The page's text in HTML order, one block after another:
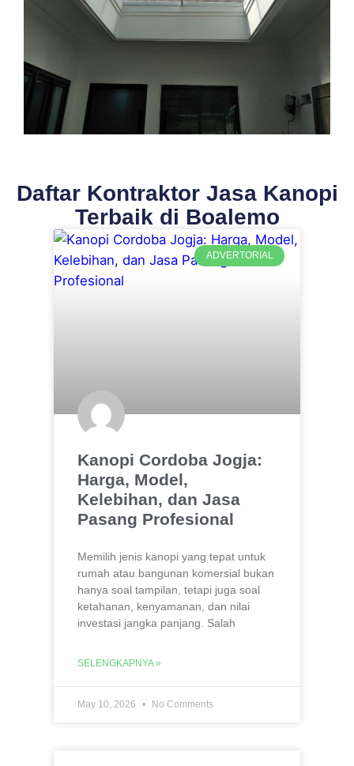
Daftar Kontraktor Jasa Kanopi
Terbaik di Boalemo
ADVERTORIAL
Kanopi Cordoba Jogja:
Harga, Model,
Kelebihan, dan Jasa
Pasang Profesional
Memilih jenis kanopi yang tepat untuk
rumah atau bangunan komersial bukan
hanya soal tampilan, tetapi juga soal
ketahanan, kenyamanan, dan nilai
investasi jangka panjang. Salah
SELENGKAPNYA »
May 10, 2026 No Comments